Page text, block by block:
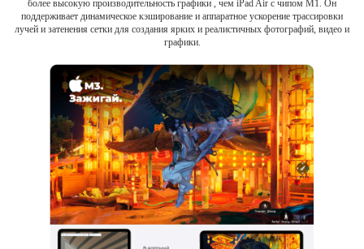
более высокую производительность графики , чем iPad Air с чипом M1. Он
поддерживает динамическое кэширование и аппаратное ускорение трассировки
лучей и затенения сетки для создания ярких и реалистичных фотографий, видео и
графики.